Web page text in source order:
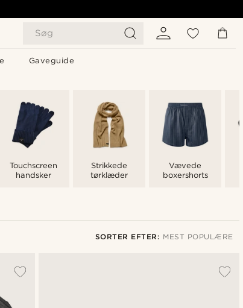
Søg
Gaveguide
Touchscreen
handsker
Strikkede
tørklæder
Vævede
boxershorts
SORTER EFTER: MEST POPULÆRE